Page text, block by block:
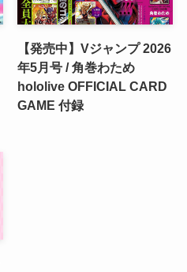
【発売中】Vジャンプ 2026
年5月号 / 角巻わため
hololive OFFICIAL CARD
GAME 付録